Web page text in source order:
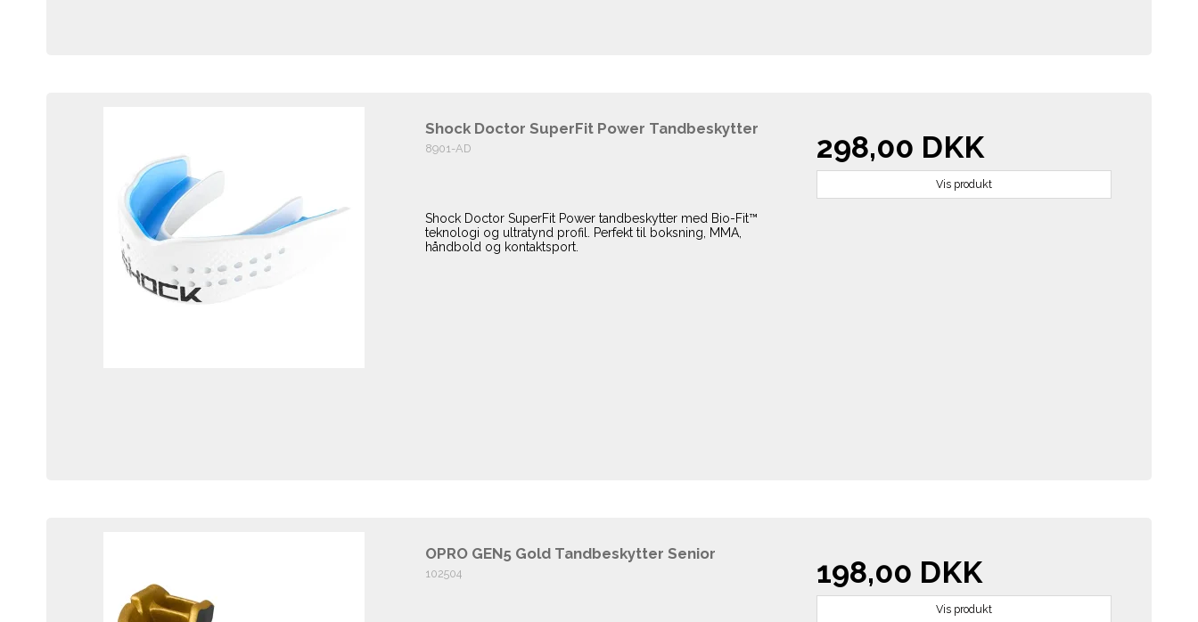
Shock Doctor SuperFit Power Tandbeskytter
8901-AD
Shock Doctor SuperFit Power tandbeskytter med Bio-Fit™
teknologi og ultratynd profil. Perfekt til boksning, MMA,
håndbold og kontaktsport.
298,00 DKK
Vis produkt
OPRO GEN5 Gold Tandbeskytter Senior
102504 198,00 DKK
Vis produkt